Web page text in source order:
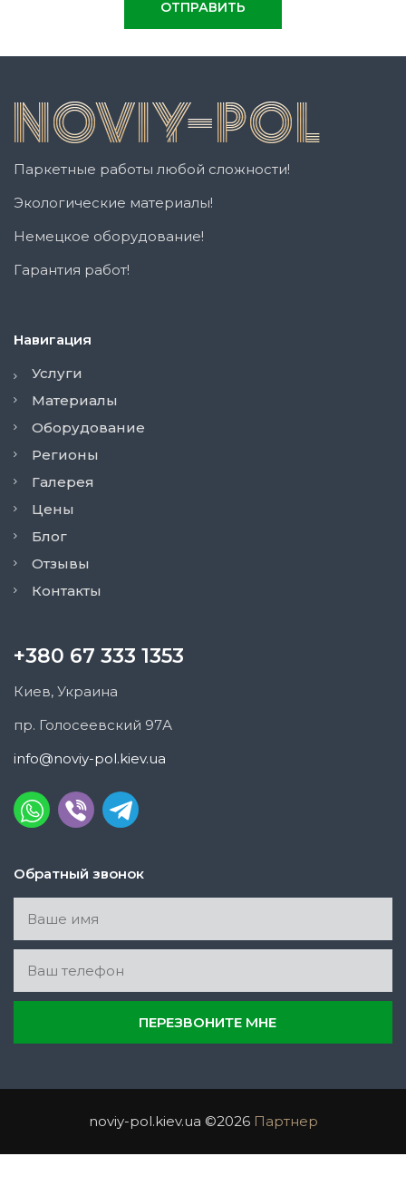
Паркетные работы любой сложности!
Экологические материалы!
Немецкое оборудование!
Гарантия работ!
Навигация
Услуги
Материалы
Оборудование
Регионы
Галерея
Цены
Блог
Отзывы
Контакты
+380 67 333 1353
Киев, Украина
пр. Голосеевский 97А
info@noviy-pol.kiev.ua
Обратный звонок
noviy-pol.kiev.ua ©2026 Партнер